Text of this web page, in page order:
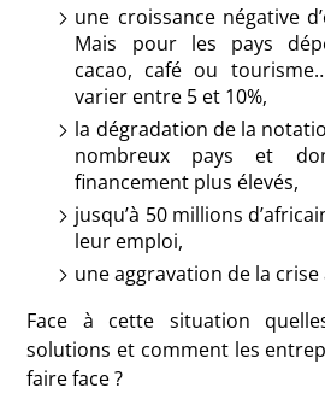
une croissance négative
Mais pour les pays
cacao, café ou
varier entre 5 et 10%,
la dégradation de la
nombreux pays et
financement plus élevés,
jusqu’à 50 millions
leur emploi,
une aggravation de la
Face à cette situation
solutions et comment les
faire face ?